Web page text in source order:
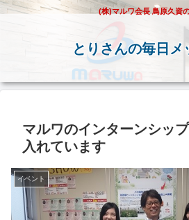
(株)マルワ会長 鳥原久資
とりさんの毎日メ
マルワのインターンシッ
入れています
イベント